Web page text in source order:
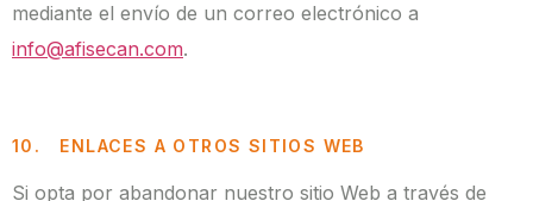
mediante el envío de un correo electrónico a
info@afisecan.com.
10. ENLACES A OTROS SITIOS WEB
Si opta por abandonar nuestro sitio Web a través de